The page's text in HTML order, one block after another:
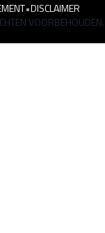
•DISCLAIMER
VOORBEHOUDEN.